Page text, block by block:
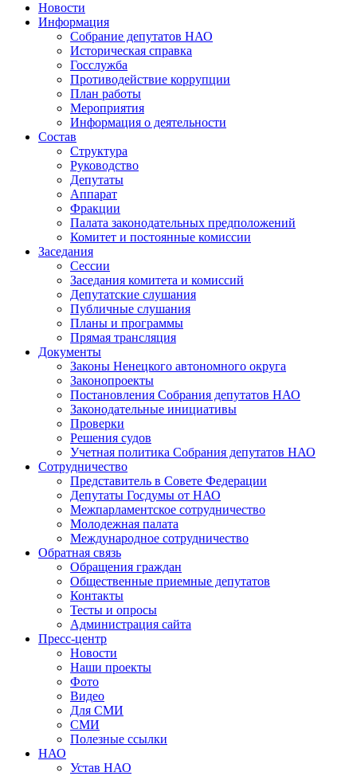
Новости
Информация
Собрание депутатов НАО
Историческая справка
Госслужба
Противодействие коррупции
План работы
Мероприятия
Информация о деятельности
Состав
Структура
Руководство
Депутаты
Аппарат
Фракции
Палата законодательных предположений
Комитет и постоянные комиссии
Заседания
Сессии
Заседания комитета и комиссий
Депутатские слушания
Публичные слушания
Планы и программы
Прямая трансляция
Документы
Законы Ненецкого автономного округа
Законопроекты
Постановления Собрания депутатов НАО
Законодательные инициативы
Проверки
Решения судов
Учетная политика Собрания депутатов НАО
Сотрудничество
Представитель в Совете Федерации
Депутаты Госдумы от НАО
Межпарламентское сотрудничество
Молодежная палата
Международное сотрудничество
Обратная cвязь
Обращения граждан
Общественные приемные депутатов
Контакты
Тесты и опросы
Администрация сайта
Пресс-центр
Новости
Наши проекты
Фото
Видео
Для СМИ
СМИ
Полезные ссылки
НАО
Устав НАО